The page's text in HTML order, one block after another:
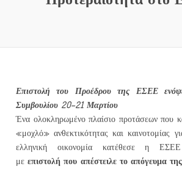
Επιστολή του Προέδρου της ΕΣΕΕ
Συμβουλίου 20-21 Μαρτίου
Ένα ολοκληρωμένο πλαίσιο προτάσεων που
«μοχλό» ανθεκτικότητας και καινοτομίας
ελληνική οικονομία κατέθεσε η
μεεπιστολή που απέστειλε το απόγευμα